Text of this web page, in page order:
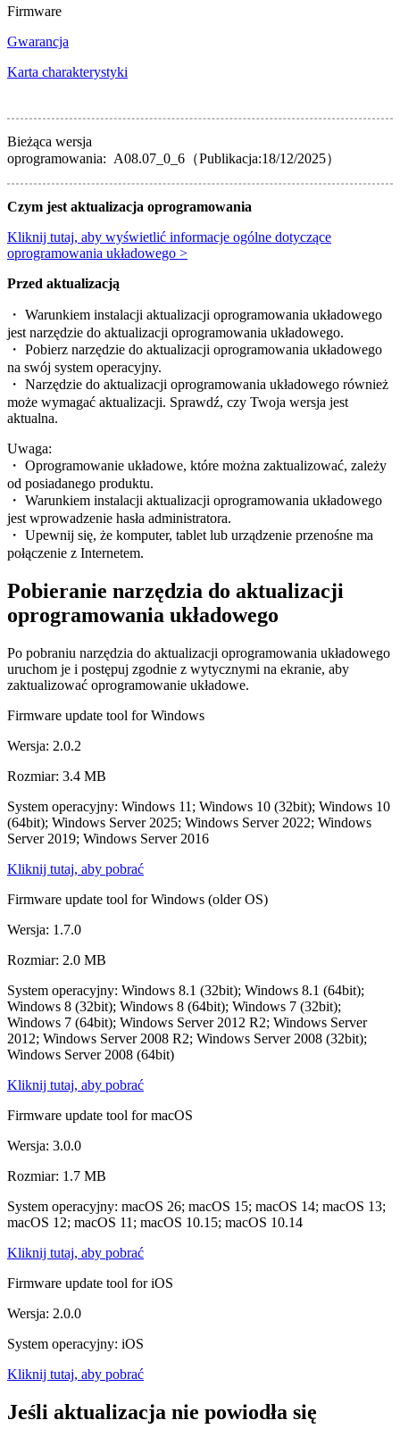
Firmware
Gwarancja
Karta charakterystyki
Bieżąca wersja
oprogramowania: A08.07_0_6（Publikacja:18/12/2025）
Czym jest aktualizacja oprogramowania
Kliknij tutaj, aby wyświetlić informacje ogólne dotyczące
oprogramowania układowego >
Przed aktualizacją
・ Warunkiem instalacji aktualizacji oprogramowania układowego
jest narzędzie do aktualizacji oprogramowania układowego.
・ Pobierz narzędzie do aktualizacji oprogramowania układowego
na swój system operacyjny.
・ Narzędzie do aktualizacji oprogramowania układowego również
może wymagać aktualizacji. Sprawdź, czy Twoja wersja jest
aktualna.
Uwaga:
・ Oprogramowanie układowe, które można zaktualizować, zależy
od posiadanego produktu.
・ Warunkiem instalacji aktualizacji oprogramowania układowego
jest wprowadzenie hasła administratora.
・ Upewnij się, że komputer, tablet lub urządzenie przenośne ma
połączenie z Internetem.
Pobieranie narzędzia do aktualizacji
oprogramowania układowego
Po pobraniu narzędzia do aktualizacji oprogramowania układowego
uruchom je i postępuj zgodnie z wytycznymi na ekranie, aby
zaktualizować oprogramowanie układowe.
Firmware update tool for Windows
Wersja: 2.0.2
Rozmiar: 3.4 MB
System operacyjny: Windows 11; Windows 10 (32bit); Windows 10
(64bit); Windows Server 2025; Windows Server 2022; Windows
Server 2019; Windows Server 2016
Kliknij tutaj, aby pobrać
Firmware update tool for Windows (older OS)
Wersja: 1.7.0
Rozmiar: 2.0 MB
System operacyjny: Windows 8.1 (32bit); Windows 8.1 (64bit);
Windows 8 (32bit); Windows 8 (64bit); Windows 7 (32bit);
Windows 7 (64bit); Windows Server 2012 R2; Windows Server
2012; Windows Server 2008 R2; Windows Server 2008 (32bit);
Windows Server 2008 (64bit)
Kliknij tutaj, aby pobrać
Firmware update tool for macOS
Wersja: 3.0.0
Rozmiar: 1.7 MB
System operacyjny: macOS 26; macOS 15; macOS 14; macOS 13;
macOS 12; macOS 11; macOS 10.15; macOS 10.14
Kliknij tutaj, aby pobrać
Firmware update tool for iOS
Wersja: 2.0.0
System operacyjny: iOS
Kliknij tutaj, aby pobrać
Jeśli aktualizacja nie powiodła się